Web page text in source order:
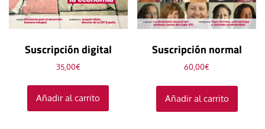
Suscripción digital
35,00€
Añadir al carrito
Suscripción normal
60,00€
Añadir al carrito